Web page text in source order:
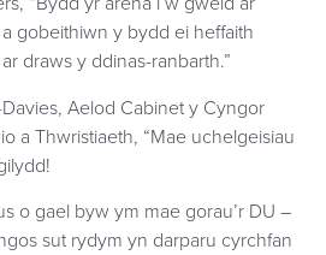
gobeithiwn y bydd ei heffaith
draws y ddinas-ranbarth.”
Aelod Cabinet y Cyngor
a Thwristiaeth, “Mae uchelgeisiau
o gael byw ym mae gorau’r DU –
sut rydym yn darparu cyrchfan